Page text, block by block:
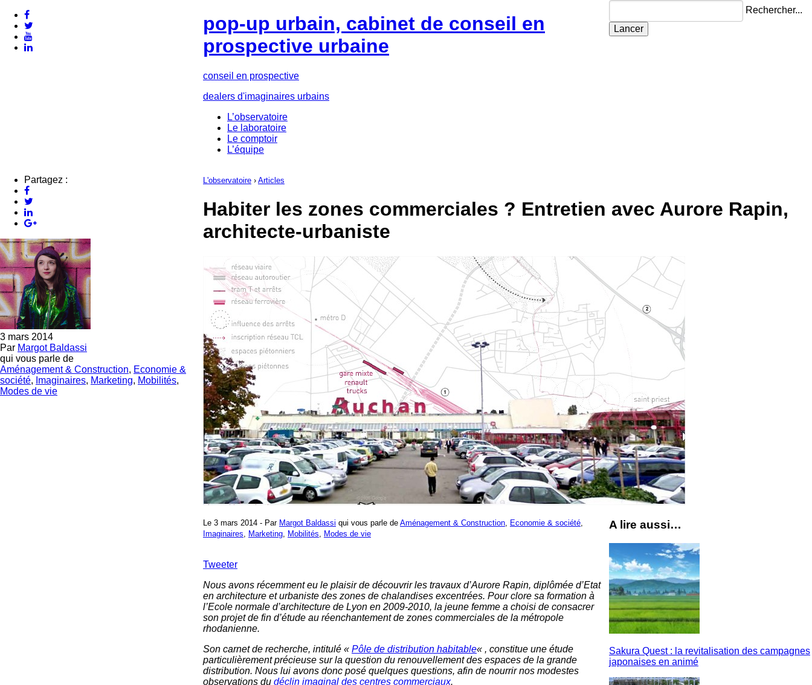
pop-up urbain, cabinet de conseil en
prospective urbaine
conseil en prospective
dealers d'imaginaires urbains
L’observatoire
Le laboratoire
Le comptoir
L’équipe
Rechercher...
Partagez :
3 mars 2014
Par Margot Baldassi
qui vous parle de
Aménagement & Construction, Economie &
société, Imaginaires, Marketing, Mobilités,
Modes de vie
L'observatoire › Articles
Habiter les zones commerciales ? Entretien avec Aurore Rapin,
architecte-urbaniste
Le 3 mars 2014 - Par Margot Baldassi qui vous parle de Aménagement & Construction Economie & société
Imaginaires
Marketing Mobilités Modes de vie
Tweeter
Nous avons récemment eu le plaisir de découvrir les travaux d’Aurore Rapin, diplômée d’Etat
en architecture et urbaniste des zones de chalandises excentrées. Pour clore sa formation à
l’Ecole normale d’architecture de Lyon en 2009-2010, la jeune femme a choisi de consacrer
son projet de fin d’étude au réenchantement de zones commerciales de la métropole
rhodanienne.
Son carnet de recherche, intitulé « Pôle de distribution habitable« , constitue une étude
particulièrement précieuse sur la question du renouvellement des espaces de la grande
distribution. Nous lui avons donc posé quelques questions, afin de nourrir nos modestes
observations du déclin imaginal des centres commerciaux.
A lire aussi…
Sakura Quest : la revitalisation des campagnes
japonaises en animé